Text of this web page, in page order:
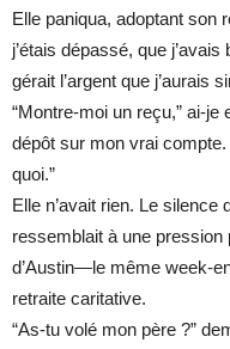
Elle paniqua, adoptant son
j’étais dépassé, que j’avais
gérait l’argent que j’aurais
“Montre-moi un reçu,” ai-je
dépôt sur mon vrai
quoi.”
Elle n’avait rien. Le silence
ressemblait à une pression
d’Austin—le même week-
retraite caritative.
“As-tu volé mon père ?”